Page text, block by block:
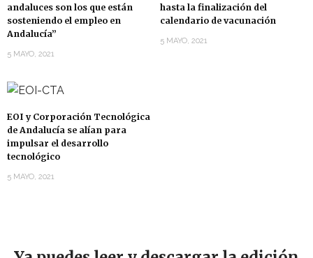
andaluces son los que están
sosteniendo el empleo en
Andalucía”
5 MAYO, 2021
hasta la finalización del
calendario de vacunación
5 MAYO, 2021
EOI y Corporación Tecnológica
de Andalucía se alían para
impulsar el desarrollo
tecnológico
5 MAYO, 2021